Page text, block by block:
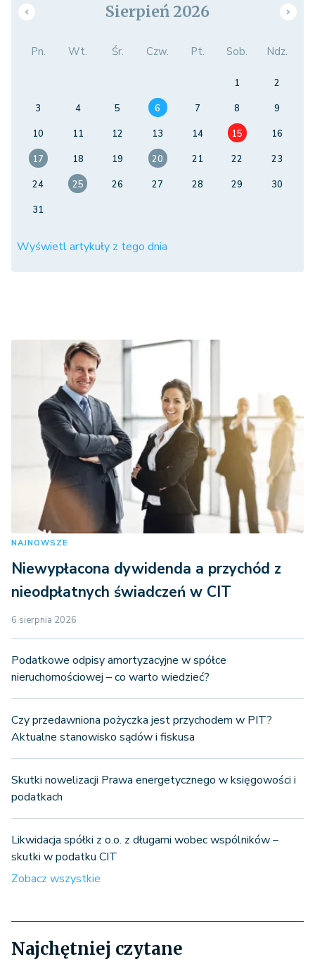
Sierpień 2026
Pn. Wt. Śr. Czw. Pt. Sob. Ndz.
1
2
3
4 5 6 7 8
9
10
11 12 13 14 15
16
17
18 19 20 21 22
23
24
25 26 27 28 29
30
31
Wyświetl artykuły z tego dnia
NAJNOWSZE
Niewypłacona dywidenda a przychód z
nieodpłatnych świadczeń w CIT
6 sierpnia 2026
Podatkowe odpisy amortyzacyjne w spółce
nieruchomościowej – co warto wiedzieć?
Czy przedawniona pożyczka jest przychodem w PIT?
Aktualne stanowisko sądów i fiskusa
Skutki nowelizacji Prawa energetycznego w księgowości i
podatkach
Likwidacja spółki z o.o. z długami wobec wspólników –
skutki w podatku CIT
Zobacz wszystkie
Najchętniej czytane